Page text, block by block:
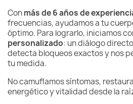
Conmás de 6 años de
frecuencias, ayudamos a tu
óptimo. Para lograrlo, iniciamos
personalizado: un diálogo
detecta bloqueos exactos y nos
tu medida.
No camuflamos síntomas,
energético y vitalidad desde la